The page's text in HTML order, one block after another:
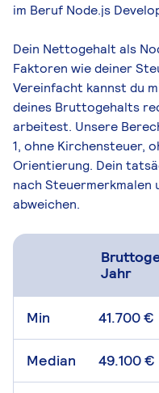
im Beruf Node.js
Dein Nettogehalt als
Faktoren wie deiner
Vereinfacht kannst du
deines Bruttogehalts
arbeitest. Unsere
1, ohne Kirchensteuer,
Orientierung. Dein
nach Steuermerkmalen
abweichen.
Jahr
Min 41.700 €
Median 49.100 €